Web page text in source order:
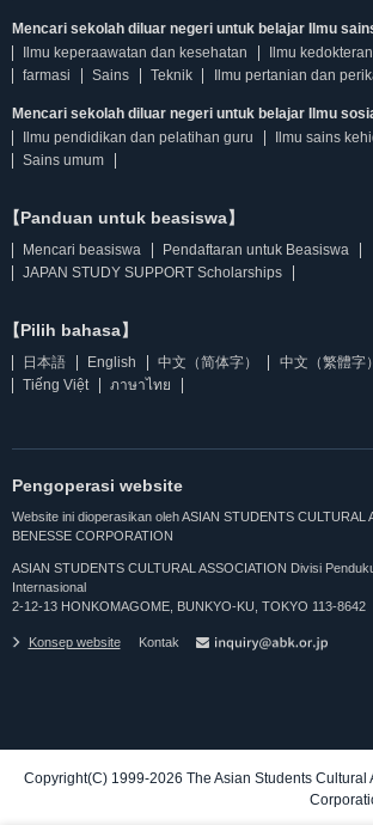
Mencari sekolah diluar negeri untuk belajar Ilmu
Ilmu keperaawatan dan kesehatan
Ilmu
farmasi
Sains Teknik Ilmu pertanian dan
Mencari sekolah diluar negeri untuk belajar Ilmu
Ilmu pendidikan dan pelatihan guru
Ilmu sains
Sains umum
【Panduan untuk beasiswa】
Mencari beasiswa
Pendaftaran untuk Beasiswa
JAPAN STUDY SUPPORT Scholarships
【Pilih bahasa】
日本語 English 中文（简体字） 中文（繁體字）
Tiếng Việt
ภาษาไทย
Pengoperasi website
Website ini dioperasikan oleh ASIAN STUDENTS CULTURAL
BENESSE CORPORATION
ASIAN STUDENTS CULTURAL ASSOCIATION Divisi
Internasional
2-12-13 HONKOMAGOME, BUNKYO-KU, TOKYO 113-8642
Konsep website Kontak
Copyright(C) 1999-2026 The Asian Students Cultural